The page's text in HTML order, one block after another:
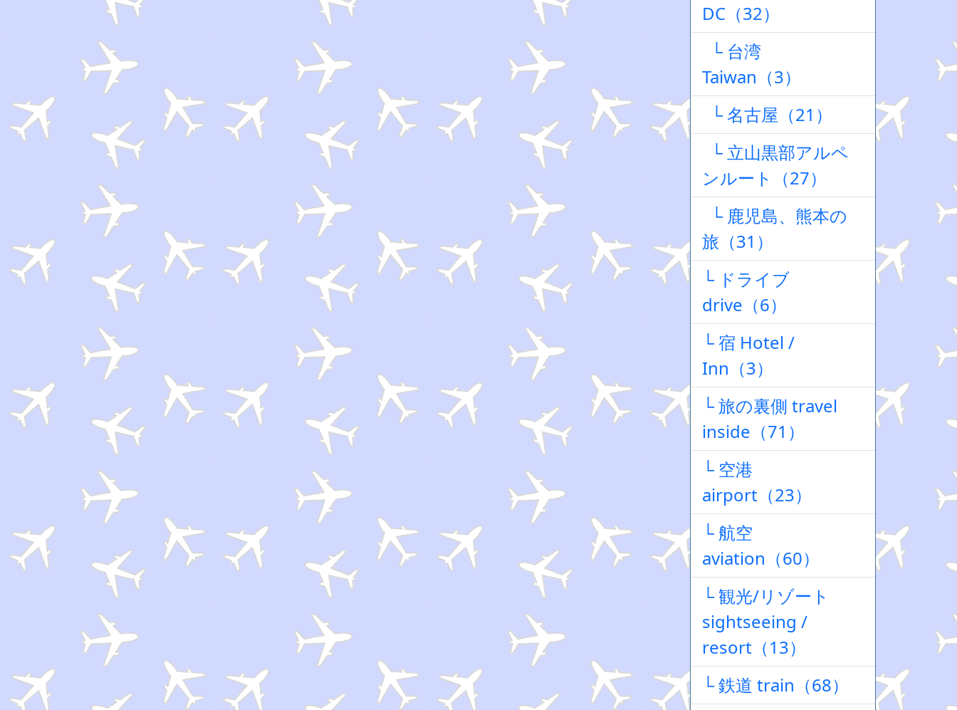
DC（32）
└ 台湾
Taiwan（3）
└ 名古屋（21）
└ 立山黒部アルペ
ンルート（27）
└ 鹿児島、熊本の
旅（31）
└ ドライブ
drive（6）
└ 宿 Hotel /
Inn（3）
└ 旅の裏側 travel
inside（71）
└ 空港
airport（23）
└ 航空
aviation（60）
└ 観光/リゾート
sightseeing /
resort（13）
└ 鉄道 train（68）